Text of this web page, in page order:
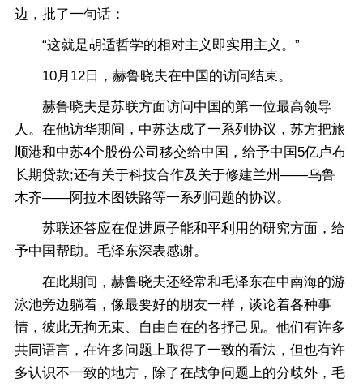
边，批了一句话：
“这就是胡适哲学的相对主义即实用主义。”
10月12日，赫鲁晓夫在中国的访问结束。
赫鲁晓夫是苏联方面访问中国的第一位最高领导
人。在他访华期间，中苏达成了一系列协议，苏方把旅
顺港和中苏4个股份公司移交给中国，给予中国5亿卢布
长期贷款;还有关于科技合作及关于修建兰州——乌鲁
木齐——阿拉木图铁路等一系列问题的协议。
苏联还答应在促进原子能和平利用的研究方面，给
予中国帮助。毛泽东深表感谢。
在此期间，赫鲁晓夫还经常和毛泽东在中南海的游
泳池旁边躺着，像最要好的朋友一样，谈论着各种事
情，彼此无拘无束、自由自在的各抒己见。他们有许多
共同语言，在许多问题上取得了一致的看法，但也有许
多认识不一致的地方，除了在战争问题上的分歧外，毛